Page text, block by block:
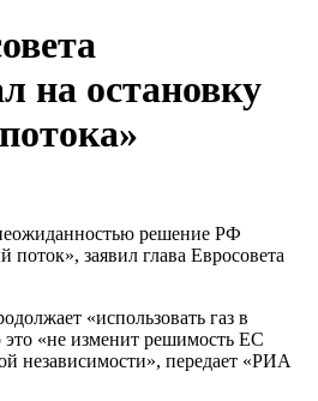
на остановку
решение РФ
заявил глава Евросовета
«использовать газ в
это «не изменит решимость ЕС
независимости», передает «РИА